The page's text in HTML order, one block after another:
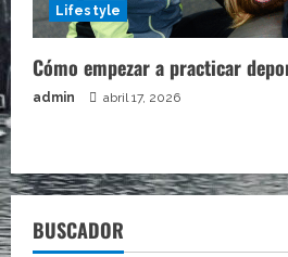
Lifestyle
Cómo empezar a practicar
admin abril 17, 2026
BUSCADOR